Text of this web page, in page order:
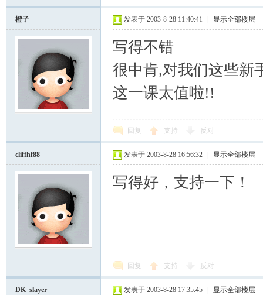
橙子 发表于 2003-8-28 11:40:41 显示全部楼层
写得不错
很中肯,对我们这些新
这一课太值啦!!
回复 支持 反对
cliffhf88 发表于 2003-8-28 16:56:32 显示全部楼层
写得好，支持一下！
回复 支持 反对
DK_slayer 发表于 2003-8-28 17:35:45 显示全部楼层